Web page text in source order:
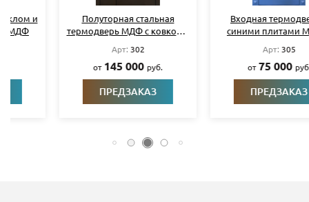
Полуторная стальная
термодверь МДФ с ковкой и
145 000руб.
ПРЕДЗАКАЗ
Входная термодверь с
синими плитами МДФ и
руб.
ПРЕДЗАКАЗ